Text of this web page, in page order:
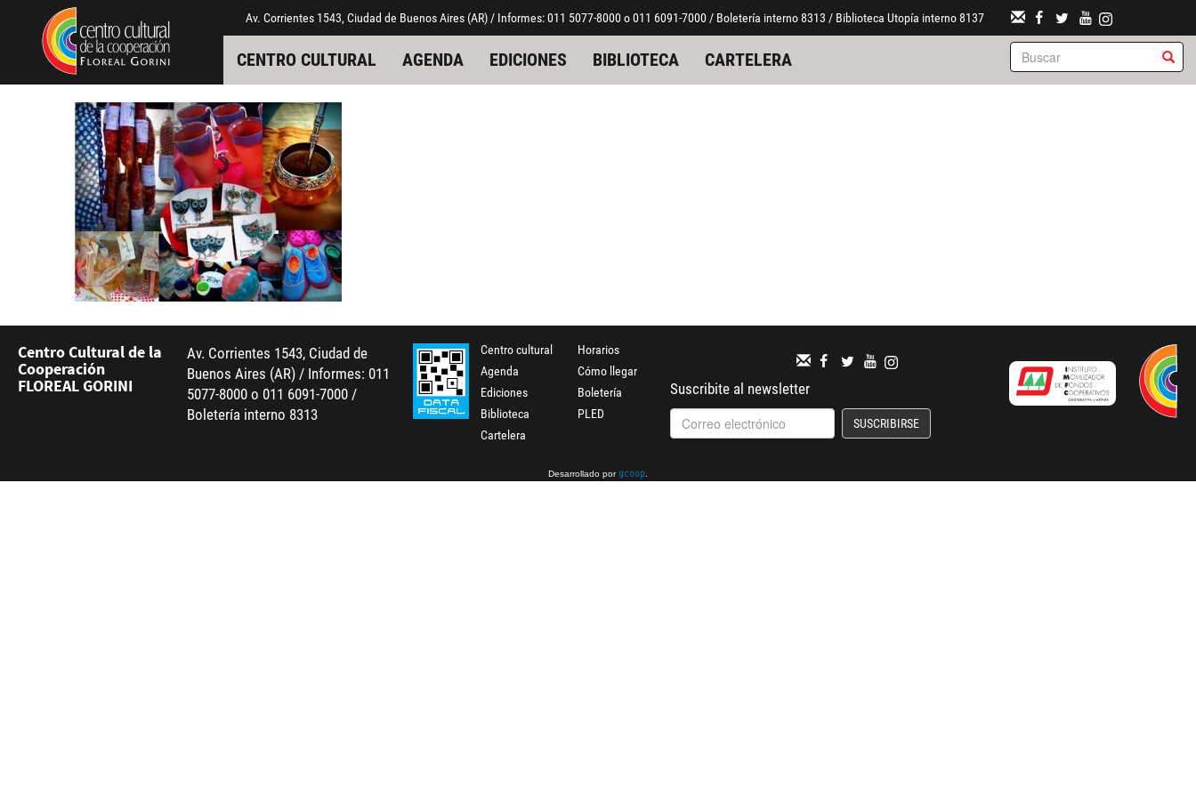
Pasar al contenido principal
Jump to main content Av. Corrientes 1543, Ciudad de Buenos Aires (AR) / Informes: 011 5077-8000 o 011 6091-7000 / Boletería interno 8313 / Biblioteca Utopía interno 8137
CENTRO CULTURAL AGENDA EDICIONES BIBLIOTECA CARTELERA
Centro Cultural de la
Cooperación
FLOREAL GORINI
Av. Corrientes 1543, Ciudad de
Buenos Aires (AR) / Informes: 011
5077-8000 o 011 6091-7000 /
Boletería interno 8313
Centro cultural
Agenda
Ediciones
Biblioteca
Cartelera
Horarios
Cómo llegar
Boletería
PLED
Suscribite al newsletter
SUSCRIBIRSE
Desarrollado por gcoop.